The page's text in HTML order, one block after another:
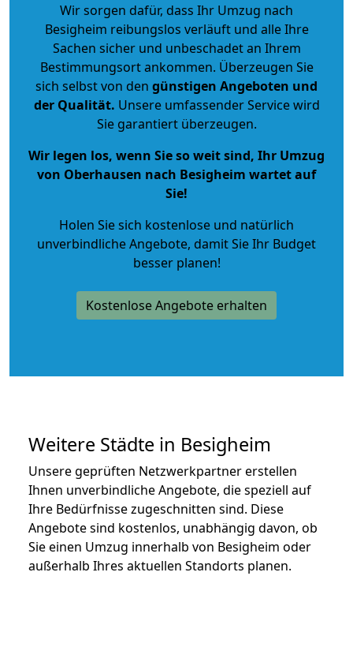
Wir sorgen dafür, dass Ihr Umzug nach
Besigheim reibungslos verläuft und alle Ihre
Sachen sicher und unbeschadet an Ihrem
Bestimmungsort ankommen. Überzeugen Sie
sich selbst von den günstigen Angeboten und
der Qualität. Unsere umfassender Service wird
Sie garantiert überzeugen.
Wir legen los, wenn Sie so weit sind, Ihr Umzug
von Oberhausen nach Besigheim wartet auf
Sie!
Holen Sie sich kostenlose und natürlich
unverbindliche Angebote, damit Sie Ihr Budget
besser planen!
Kostenlose Angebote erhalten
Weitere Städte in Besigheim
Unsere geprüften Netzwerkpartner erstellen
Ihnen unverbindliche Angebote, die speziell auf
Ihre Bedürfnisse zugeschnitten sind. Diese
Angebote sind kostenlos, unabhängig davon, ob
Sie einen Umzug innerhalb von Besigheim oder
außerhalb Ihres aktuellen Standorts planen.